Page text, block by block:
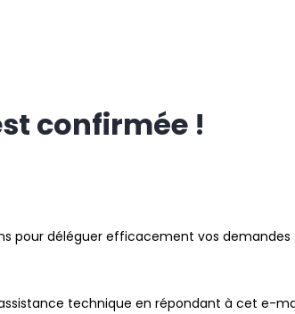
confirmée !
pour déléguer efficacement vos
technique en répondant à cet e-